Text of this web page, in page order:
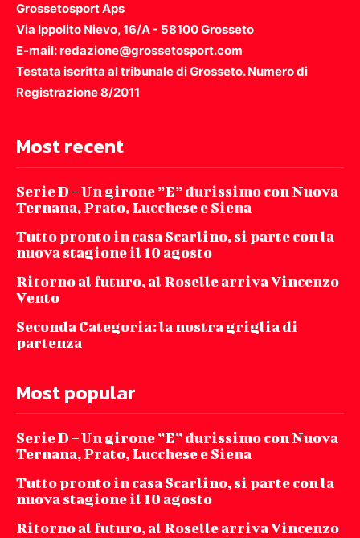
Grossetosport Aps
Via Ippolito Nievo, 16/A - 58100 Grosseto
E-mail: redazione@grossetosport.com
Testata iscritta al tribunale di Grosseto. Numero di
Registrazione 8/2011
Most recent
Serie D – Un girone ”E” durissimo con Nuova
Ternana, Prato, Lucchese e Siena
Tutto pronto in casa Scarlino, si parte con la
nuova stagione il 10 agosto
Ritorno al futuro, al Roselle arriva Vincenzo
Vento
Seconda Categoria: la nostra griglia di
partenza
Most popular
Serie D – Un girone ”E” durissimo con Nuova
Ternana, Prato, Lucchese e Siena
Tutto pronto in casa Scarlino, si parte con la
nuova stagione il 10 agosto
Ritorno al futuro, al Roselle arriva Vincenzo